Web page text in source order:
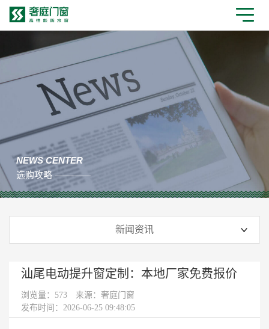
NEWS CENTER
选购攻略 ————
新闻资讯
汕尾电动提升窗定制：本地厂家免费报价
浏览量： 573
来源：奢庭门窗
发布时间：2026-06-25 09:48:05